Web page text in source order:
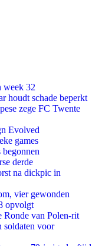
week 32
houdt schade beperkt
zege FC Twente
Evolved
games
derde
na dickpic in
vier gewonden
opvolgt
Ronde van Polen-rit
soldaten voor